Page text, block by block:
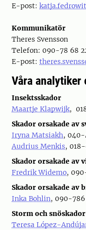
E-post:
Kommunikatör
Theres Svensson
Telefon: 090-78 68
E-post:
Våra analytiker
Insektsskador
Maartje Klapwijk,
Skador orsakade av
Iryna Matsiakh, 040-
Audrius Menkis,
Skador orsakade av
Fredrik Widemo,
Skador orsakade av
Inka Bohlin, 090-786
Storm och snöskador
Teresa López-